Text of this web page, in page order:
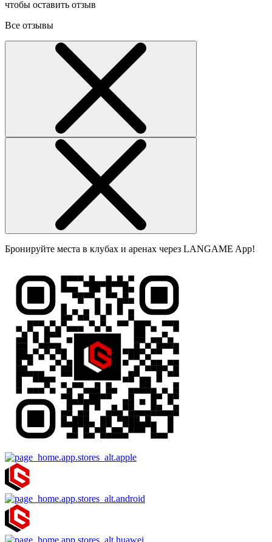
чтобы оставить отзыв
Все отзывы
Бронируйте места в клубах и аренах через LANGAME App!